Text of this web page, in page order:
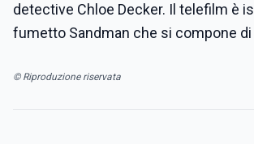
detective Chloe Decker. Il telefilm è
fumetto Sandman che si compone di
© Riproduzione riservata